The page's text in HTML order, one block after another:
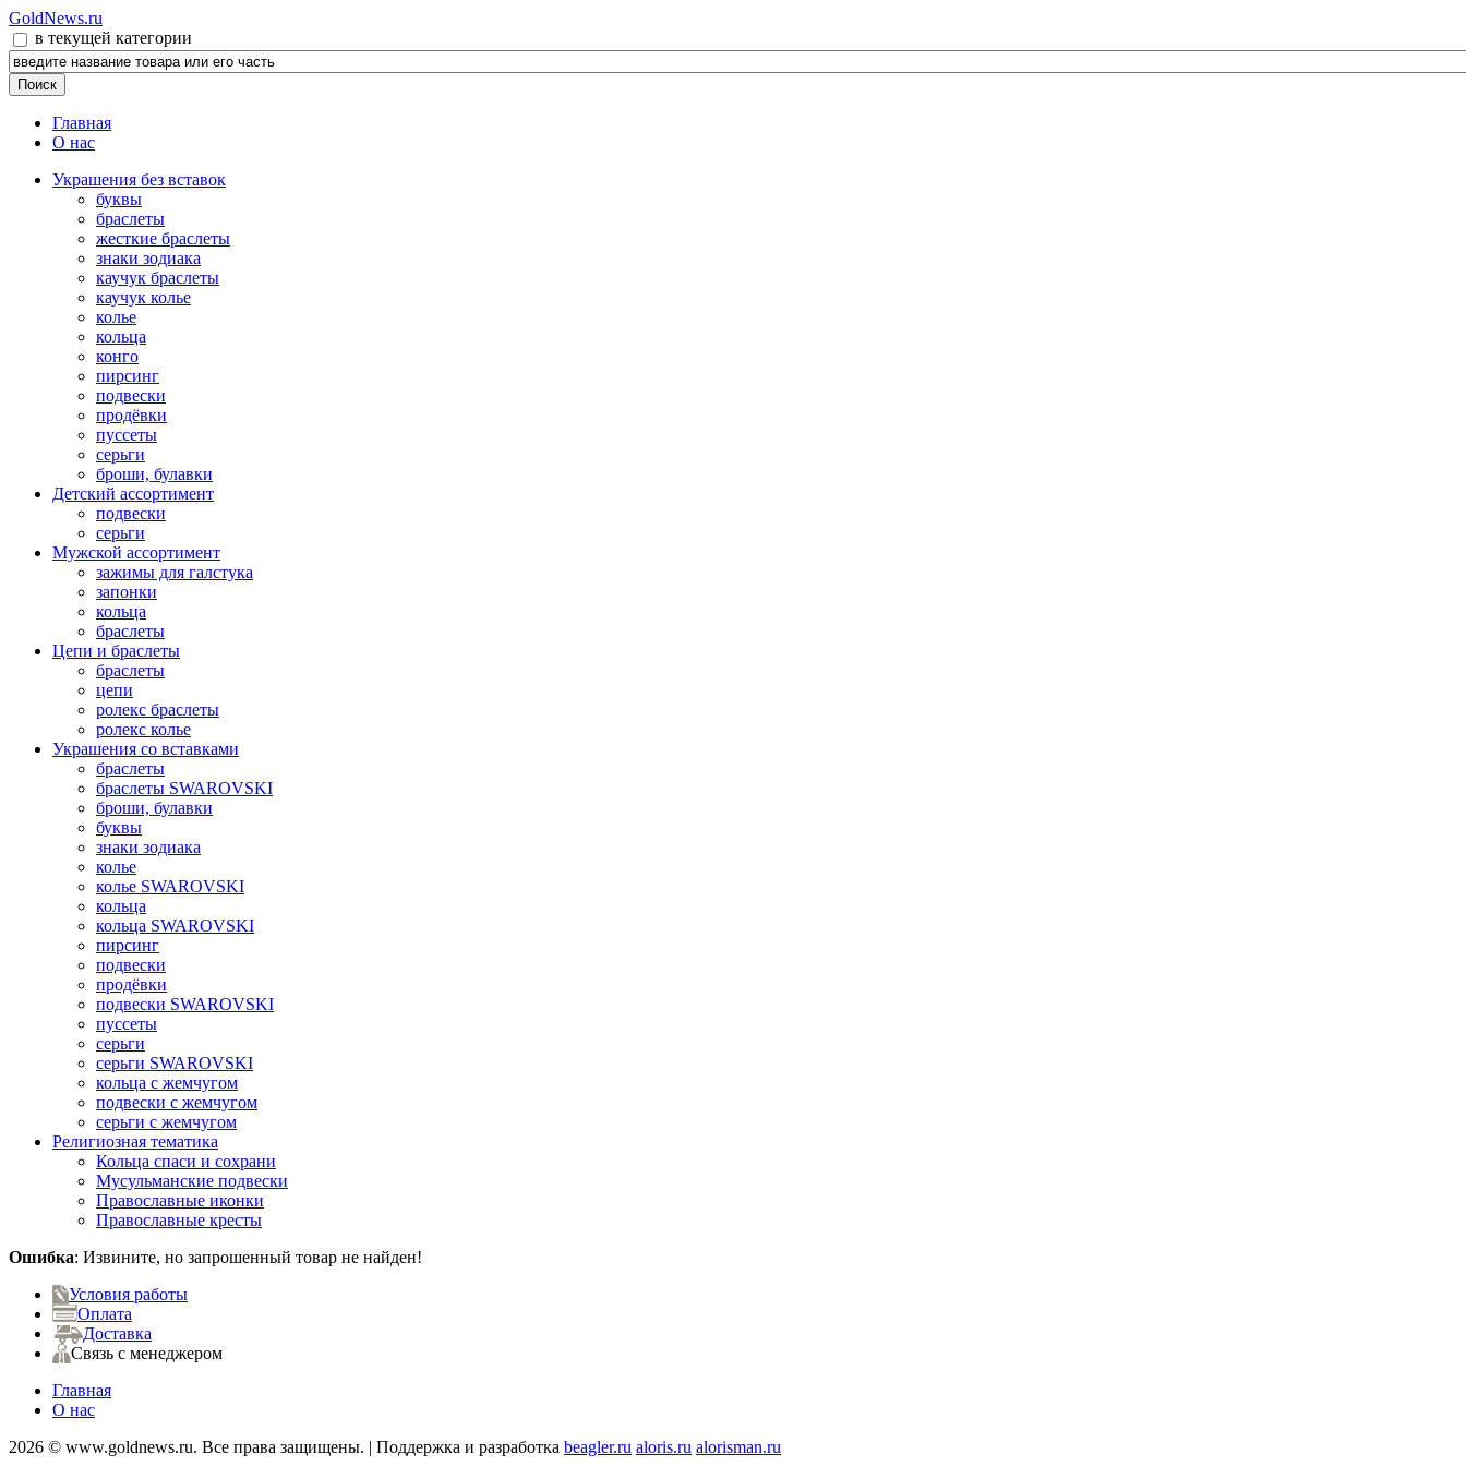
GoldNews.ru
в текущей категории
Главная
О нас
Украшения без вставок
буквы
браслеты
жесткие браслеты
знаки зодиака
каучук браслеты
каучук колье
колье
кольца
конго
пирсинг
подвески
продёвки
пуссеты
серьги
броши, булавки
Детский ассортимент
подвески
серьги
Мужской ассортимент
зажимы для галстука
запонки
кольца
браслеты
Цепи и браслеты
браслеты
цепи
ролекс браслеты
ролекс колье
Украшения со вставками
браслеты
браслеты SWAROVSKI
броши, булавки
буквы
знаки зодиака
колье
колье SWAROVSKI
кольца
кольца SWAROVSKI
пирсинг
подвески
продёвки
подвески SWAROVSKI
пуссеты
серьги
серьги SWAROVSKI
кольца с жемчугом
подвески с жемчугом
серьги с жемчугом
Религиозная тематика
Кольца спаси и сохрани
Мусульманские подвески
Православные иконки
Православные кресты
Ошибка: Извините, но запрошенный товар не найден!
Условия работы
Оплата
Доставка
Связь с менеджером
Главная
О нас
2026 © www.goldnews.ru. Все права защищены. | Поддержка и разработка beagler.ru aloris.ru alorisman.ru